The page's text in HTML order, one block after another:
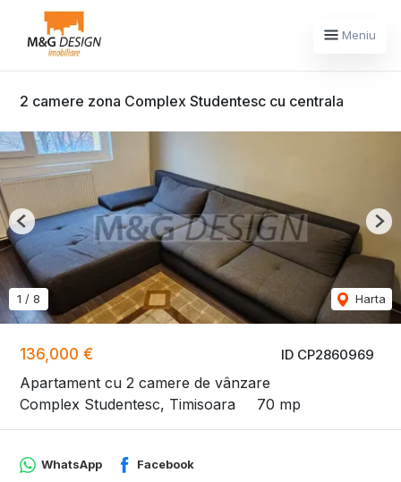
Meniu
2 camere zona Complex Studentesc cu centrala
ID CP2860969
136,000 €
Apartament cu 2 camere de vânzare
Complex Studentesc, Timisoara
70 mp
1 / 8 Harta
Previous
WhatsApp Facebook